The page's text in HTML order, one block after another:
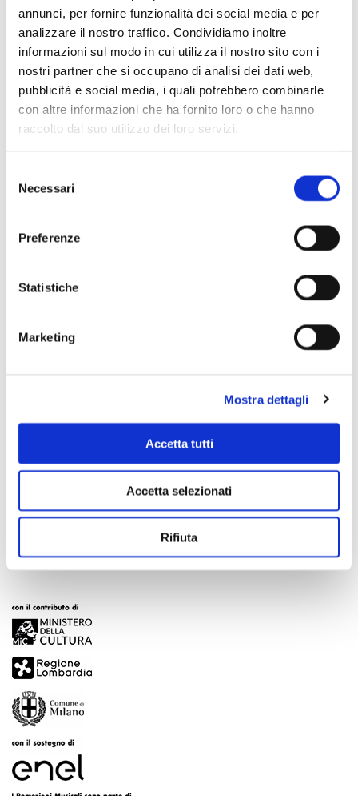
annunci, per fornire funzionalità dei social media e per
analizzare il nostro traffico. Condividiamo inoltre
informazioni sul modo in cui utilizza il nostro sito con i
nostri partner che si occupano di analisi dei dati web,
pubblicità e social media, i quali potrebbero combinarle
con altre informazioni che ha fornito loro o che hanno
raccolto dal suo utilizzo dei loro servizi.
delNecessari
Preferenze
Statistiche
Marketing
Mostra dettagli
Accetta tutti
Accetta selezionati
Rifiuta
Scopri di più
Scopri di più